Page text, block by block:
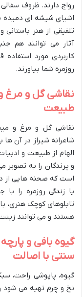
رواج دارند. ظروف
اشیای شیشه ای دمیده
تلفیقی از هنر
آثار می توانند هم
کاربردی مورد استفاده
روزمره شما بیاورند.
نقاشی گل و مرغ
طبیعت
نقاشی گل و مرغ و
شاعرانه شیراز در آن
الهام از طبیعت و
و پرندگان را به تصویر
است که صحنه هایی از
یا زندگی روزمره را
تابلوهای کوچک هنری،
هستند و می توانند
گیوه بافی و
سنتی با اصالت
گیوه، پاپوشی
نخ و چرم تهیه می شود